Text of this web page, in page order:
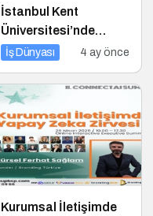
İstanbul Kent
Üniversitesi’nde
Dijital Markalaşma
İş Dünyası 4 ay önce
Kurumsal İletişimde